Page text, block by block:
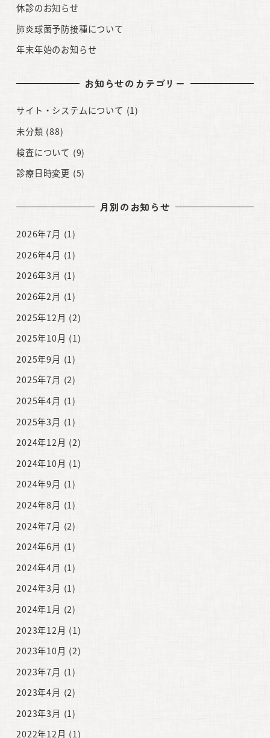
休診のお知らせ
肺炎球菌予防接種について
年末年始のお知らせ
お知らせのカテゴリー
サイト・システムについて (1)
未分類 (88)
検査について (9)
診療日時変更 (5)
月別のお知らせ
2026年7月 (1)
2026年4月 (1)
2026年3月 (1)
2026年2月 (1)
2025年12月 (2)
2025年10月 (1)
2025年9月 (1)
2025年7月 (2)
2025年4月 (1)
2025年3月 (1)
2024年12月 (2)
2024年10月 (1)
2024年9月 (1)
2024年8月 (1)
2024年7月 (2)
2024年6月 (1)
2024年4月 (1)
2024年3月 (1)
2024年1月 (2)
2023年12月 (1)
2023年10月 (2)
2023年7月 (1)
2023年4月 (2)
2023年3月 (1)
2022年12月 (1)